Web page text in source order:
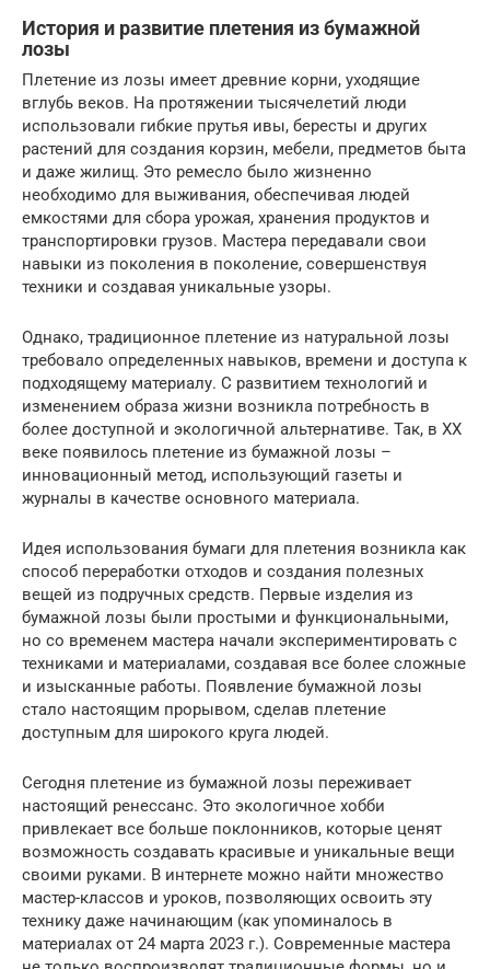
История и развитие плетения из бумажной
лозы
Плетение из лозы имеет древние корни, уходящие
вглубь веков. На протяжении тысячелетий люди
использовали гибкие прутья ивы, бересты и других
растений для создания корзин, мебели, предметов быта
и даже жилищ. Это ремесло было жизненно
необходимо для выживания, обеспечивая людей
емкостями для сбора урожая, хранения продуктов и
транспортировки грузов. Мастера передавали свои
навыки из поколения в поколение, совершенствуя
техники и создавая уникальные узоры.
Однако, традиционное плетение из натуральной лозы
требовало определенных навыков, времени и доступа к
подходящему материалу. С развитием технологий и
изменением образа жизни возникла потребность в
более доступной и экологичной альтернативе. Так, в XX
веке появилось плетение из бумажной лозы –
инновационный метод, использующий газеты и
журналы в качестве основного материала.
Идея использования бумаги для плетения возникла как
способ переработки отходов и создания полезных
вещей из подручных средств. Первые изделия из
бумажной лозы были простыми и функциональными,
но со временем мастера начали экспериментировать с
техниками и материалами, создавая все более сложные
и изысканные работы. Появление бумажной лозы
стало настоящим прорывом, сделав плетение
доступным для широкого круга людей.
Сегодня плетение из бумажной лозы переживает
настоящий ренессанс. Это экологичное хобби
привлекает все больше поклонников, которые ценят
возможность создавать красивые и уникальные вещи
своими руками. В интернете можно найти множество
мастер-классов и уроков, позволяющих освоить эту
технику даже начинающим (как упоминалось в
материалах от 24 марта 2023 г.). Современные мастера